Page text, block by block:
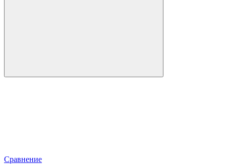
Сравнение